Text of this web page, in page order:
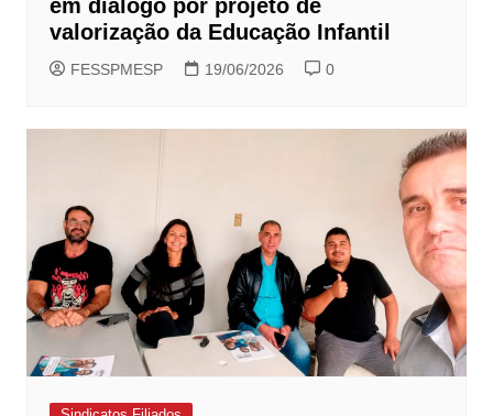
em diálogo por projeto de
valorização da Educação Infantil
FESSPMESP 19/06/2026 0